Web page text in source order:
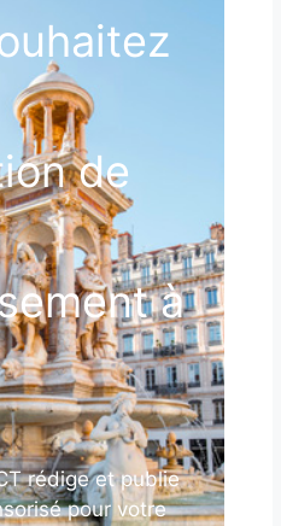
de
à
rédige et publie
pour votre